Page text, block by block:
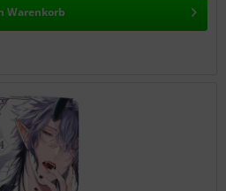
Warenkorb